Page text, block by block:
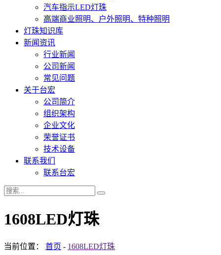
汽车指示LED灯珠
高端商业照明、户外照明、特种照明
灯珠知识库
新闻资讯
行业新闻
公司新闻
常见问题
关于台宏
公司简介
组织架构
企业文化
荣誉证书
技术设备
联系我们
联系台宏
1608LED灯珠
当前位置： 首页 - 1608LED灯珠